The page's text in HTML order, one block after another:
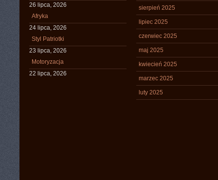
26 lipca, 2026
Afryka
24 lipca, 2026
Styl Patriotki
23 lipca, 2026
Motoryzacja
22 lipca, 2026
sierpień 2025
lipiec 2025
czerwiec 2025
maj 2025
kwiecień 2025
marzec 2025
luty 2025